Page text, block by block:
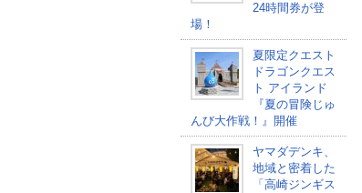
24時間券が登
場！
夏限定クエスト
ドラゴンクエス
ト アイランド
『夏の冒険じゅ
んび大作戦！』開催
ヤマダデンキ、
地域と密着した
「高崎ジンギス